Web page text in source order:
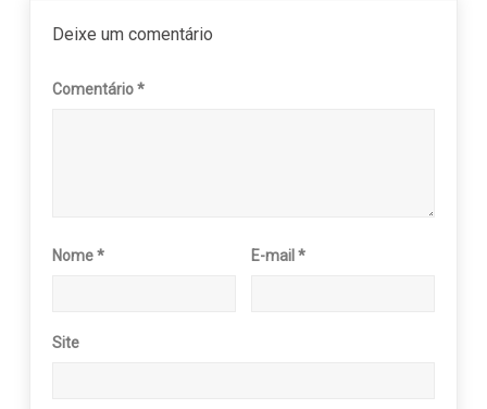
Deixe um comentário
Comentário*
Nome* E-mail*
Site